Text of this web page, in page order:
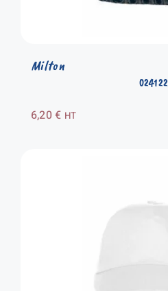
024122
Milton
6,20€ HT